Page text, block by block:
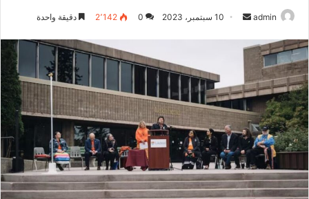
admin
أرسل
إلكترونيا
10 سبتمبر، 2023 0 2٬142 دقيقة واحدة